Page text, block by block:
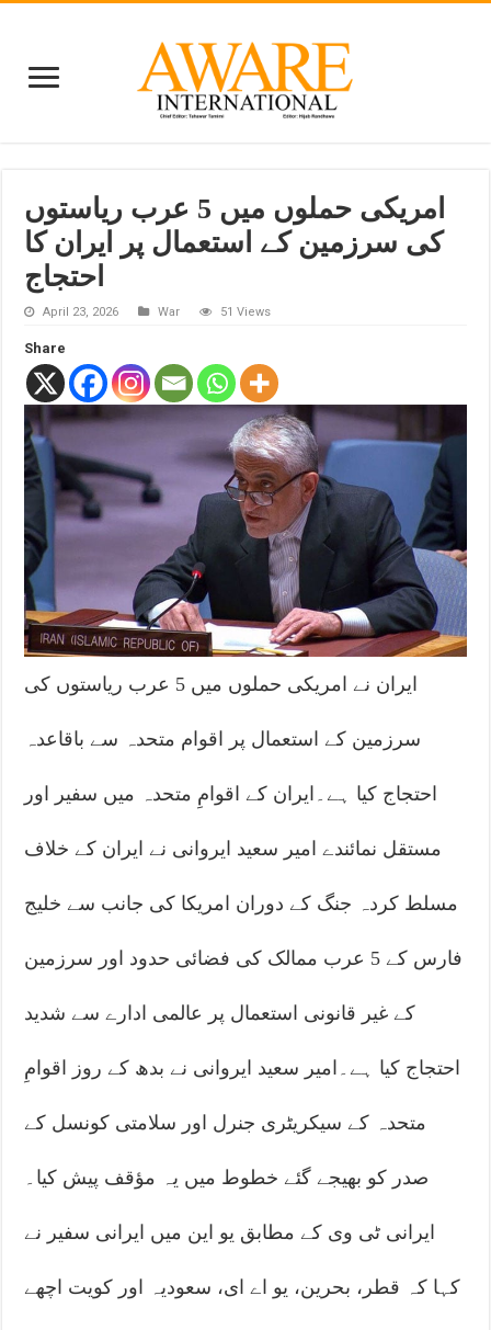
امریکی حملوں میں 5 عرب ریاستوں
کی سرزمین کے استعمال پر ایران کا
احتجاج
April 23, 2026 War 51 Views
Share
ایران نے امریکی حملوں میں 5 عرب ریاستوں کی
سرزمین کے استعمال پر اقوام متحدہ سے باقاعدہ
احتجاج کیا ہے۔ایران کے اقوامِ متحدہ میں سفیر اور
مستقل نمائندے امیر سعید ایروانی نے ایران کے خلاف
مسلط کردہ جنگ کے دوران امریکا کی جانب سے خلیج
فارس کے 5 عرب ممالک کی فضائی حدود اور سرزمین
کے غیر قانونی استعمال پر عالمی ادارے سے شدید
احتجاج کیا ہے۔امیر سعید ایروانی نے بدھ کے روز اقوامِ
متحدہ کے سیکریٹری جنرل اور سلامتی کونسل کے
صدر کو بھیجے گئے خطوط میں یہ مؤقف پیش کیا۔
ایرانی ٹی وی کے مطابق یو این میں ایرانی سفیر نے
کہا کہ قطر، بحرین، یو اے ای، سعودیہ اور کویت اچھے